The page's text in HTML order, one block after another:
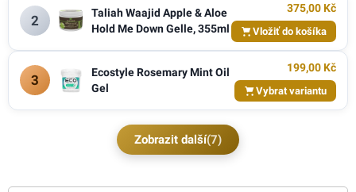
2
Taliah Waajid Apple & Aloe
Hold Me Down Gelle, 355ml
375,00 Kč
Vložiť do košíka
3
Ecostyle Rosemary Mint Oil
Gel
199,00 Kč
Vybrat variantu
Zobrazit další(7)